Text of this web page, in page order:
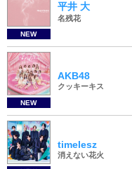
NEW
平井 大
名残花
NEW
AKB48
クッキーキス
timelesz
消えない花火